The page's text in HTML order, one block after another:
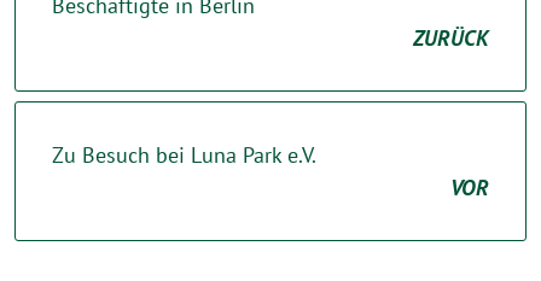
ZURÜCK
Zu Besuch bei Luna Park e.V.
VOR